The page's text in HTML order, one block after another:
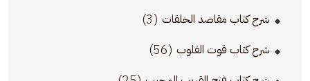
شرح كتاب مقاصد الحلقات (3)
شرح كتاب قوت القلوب (56)